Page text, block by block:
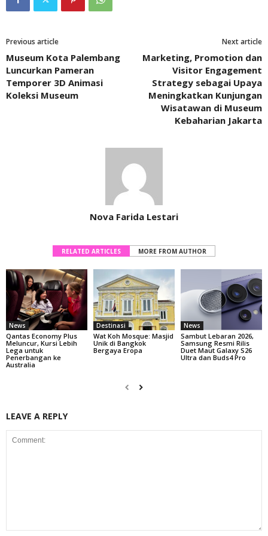
Previous article
Museum Kota Palembang
Luncurkan Pameran
Temporer 3D Animasi
Koleksi Museum
Next article
Marketing, Promotion dan
Visitor Engagement
Strategy sebagai Upaya
Meningkatkan Kunjungan
Wisatawan di Museum
Kebaharian Jakarta
Nova Farida Lestari
RELATED ARTICLES MORE FROM AUTHOR
News
Qantas Economy Plus
Meluncur, Kursi Lebih
Lega untuk
Penerbangan ke
Australia
Destinasi
Wat Koh Mosque: Masjid
Unik di Bangkok
Bergaya Eropa
News
Sambut Lebaran 2026,
Samsung Resmi Rilis
Duet Maut Galaxy S26
Ultra dan Buds4 Pro
LEAVE A REPLY